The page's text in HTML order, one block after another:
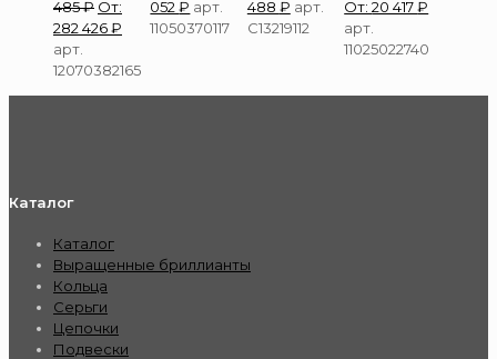
485₽ От:
282 426₽
арт.
12070382165
052₽ арт.
11050370117
488 ₽ арт.
С13219112
От:20 417₽
арт.
11025022740
Каталог
Каталог
Выращенные бриллианты
Кольца
Серьги
Цепочки
Подвески